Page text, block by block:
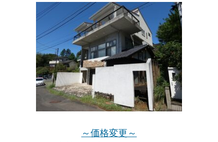
～価格変更～